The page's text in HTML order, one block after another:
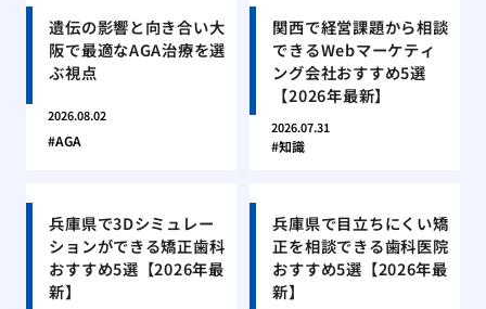
遺伝の影響と向き合い大
阪で最適なAGA治療を選
ぶ視点
2026.08.02
AGA
関西で経営課題から相談
できるWebマーケティ
ング会社おすすめ5選
【2026年最新】
2026.07.31
知識
兵庫県で3Dシミュレー
ションができる矯正歯科
おすすめ5選【2026年最
新】
兵庫県で目立ちにくい矯
正を相談できる歯科医院
おすすめ5選【2026年最
新】